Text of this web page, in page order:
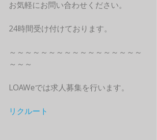
お気軽にお問い合わせください。
24時間受け付けております。
～～～～～～～～～～～～～～～～～
～～～
LOAWeでは求人募集を行います。
リクルート